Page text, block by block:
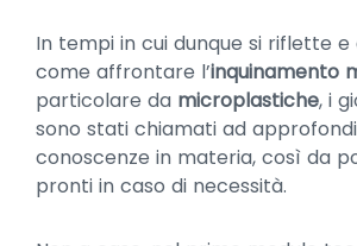
In tempi in cui dunque si riflette
come affrontare l’inquinamento
particolare da microplastiche, i
sono stati chiamati ad
conoscenze in materia, così da
pronti in caso di necessità.